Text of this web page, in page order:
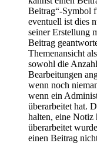
Beitrag“-Symbol
eventuell ist dies
seiner Erstellung
Beitrag
Themenansicht
sowohl die
Bearbeitungen
wenn noch
wenn ein
überarbeitet hat.
halten, eine Notiz
überarbeitet
einen Beitrag